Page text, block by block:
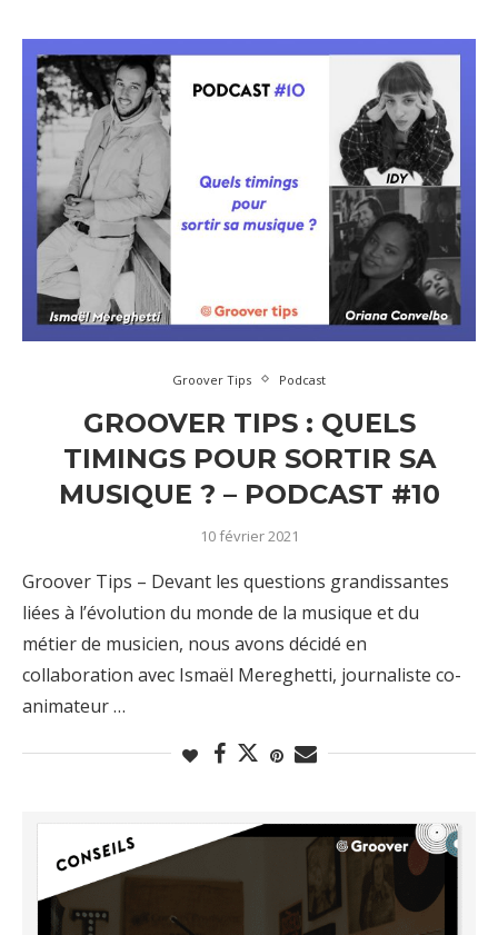
Groover Tips Podcast
GROOVER TIPS : QUELS
TIMINGS POUR SORTIR SA
MUSIQUE ? – PODCAST #10
10 février 2021
Groover Tips – Devant les questions grandissantes
liées à l’évolution du monde de la musique et du
métier de musicien, nous avons décidé en
collaboration avec Ismaël Mereghetti, journaliste co-
animateur …